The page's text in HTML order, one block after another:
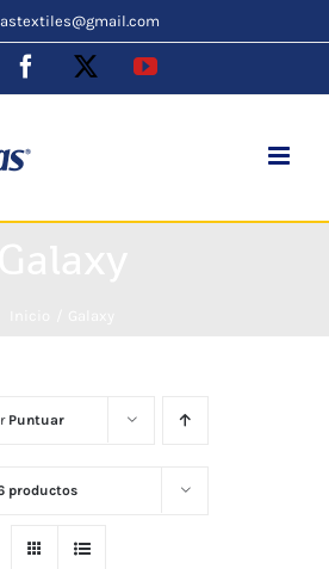
Facebook YouTube
Puntuar
productos